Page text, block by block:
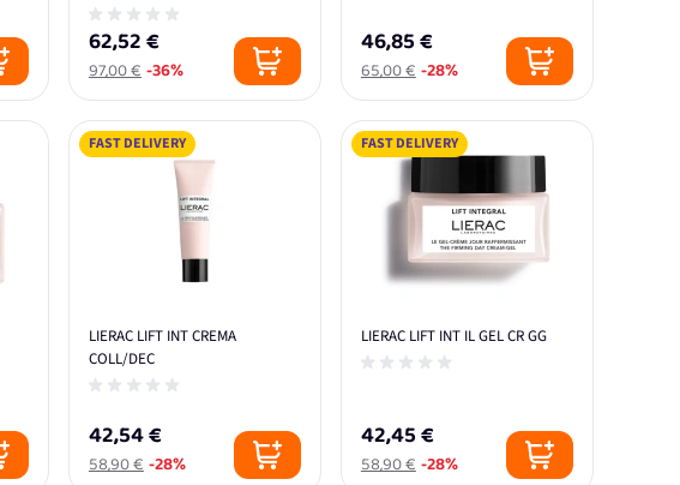
62,52 €
97,00 €-36%
46,85 €
65,00 €-28%
FAST DELIVERY
LIERAC LIFT INT CREMA
COLL/DEC
42,54 €
58,90 €-28%
FAST DELIVERY
LIERAC LIFT INT IL GEL CR GG
42,45 €
58,90 €-28%